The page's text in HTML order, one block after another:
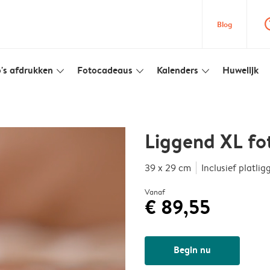
Blog
afdrukken slim_arrow_down Fotocadeaus slim_arrow_down Kalenders slim_arrow_down Huwelijk
Liggend XL
39 x 29 cm Inclusief
Vanaf
€ 89,55
Begin nu